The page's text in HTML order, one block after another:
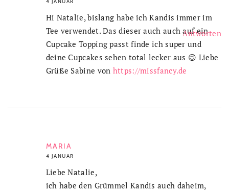
4 JANUAR
Hi Natalie, bislang habe ich Kandis immer im
Tee verwendet. Das dieser auch auch auf ein
Cupcake Topping passt finde ich super und
deine Cupcakes sehen total lecker aus 😉 Liebe
Grüße Sabine von https://missfancy.de
MARIA
4 JANUAR
Antworten
Liebe Natalie,
ich habe den Grümmel Kandis auch daheim,